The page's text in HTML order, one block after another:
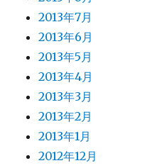
2013年7月
2013年6月
2013年5月
2013年4月
2013年3月
2013年2月
2013年1月
2012年12月